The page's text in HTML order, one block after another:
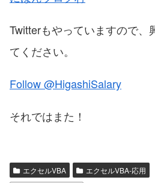
Twitterもやっていますので、
てください。
Follow @HigashiSalary
それではまた！
エクセルVBA エクセルVBA-応用